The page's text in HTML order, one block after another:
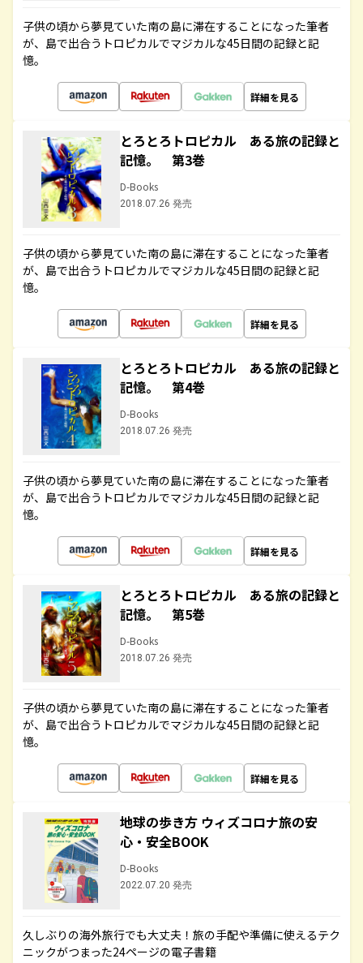
子供の頃から夢見ていた南の島に滞在することになった筆者
が、島で出合うトロピカルでマジカルな45日間の記録と記
憶。
詳細を見る
とろとろトロピカル ある旅の記録と
記憶。 第3巻
D-Books
2018.07.26 発売
子供の頃から夢見ていた南の島に滞在することになった筆者
が、島で出合うトロピカルでマジカルな45日間の記録と記
憶。
詳細を見る
とろとろトロピカル ある旅の記録と
記憶。 第4巻
D-Books
2018.07.26 発売
子供の頃から夢見ていた南の島に滞在することになった筆者
が、島で出合うトロピカルでマジカルな45日間の記録と記
憶。
詳細を見る
とろとろトロピカル ある旅の記録と
記憶。 第5巻
D-Books
2018.07.26 発売
子供の頃から夢見ていた南の島に滞在することになった筆者
が、島で出合うトロピカルでマジカルな45日間の記録と記
憶。
詳細を見る
地球の歩き方 ウィズコロナ旅の安
心・安全BOOK
D-Books
2022.07.20 発売
久しぶりの海外旅行でも大丈夫！旅の手配や準備に使えるテク
ニックがつまった24ページの電子書籍